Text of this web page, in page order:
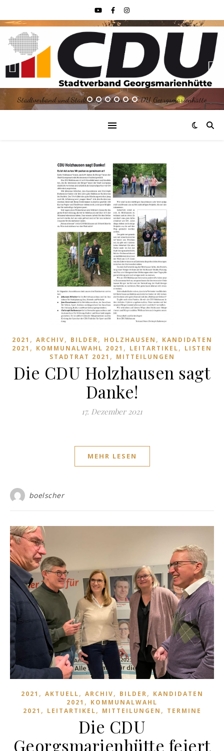
Stadtverband und Stadtratsfraktion der CDU Georgsmarienhütte
2021 , ARCHIV, BILDER, HOLZHAUSEN , KANDIDATEN
2021 , KOMMUNALWAHL 2021 , LEITARTIKEL, LISTEN
STADTRAT 2021 , MITTEILUNGEN
Die CDU Holzhausen sagt
Danke!
17. Dezember 2021
MEHR LESEN
boelscher
2021 , AKTUELL, ARCHIV, BILDER, KANDIDATEN
2021 , KOMMUNALWAHL
2021 , LEITARTIKEL, MITTEILUNGEN , TERMINE
Die CDU
Georgsmarienhütte feiert